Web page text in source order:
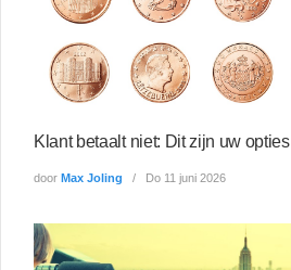
Klant betaalt niet: Dit zijn uw opties
door Max Joling Do 11 juni 2026